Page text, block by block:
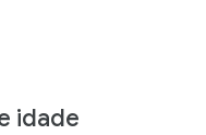
idade